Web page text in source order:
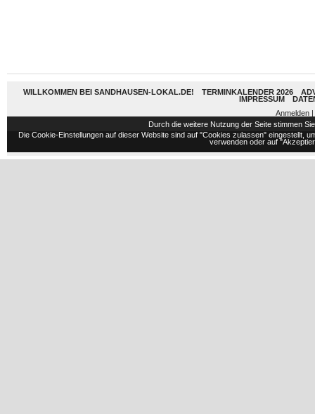
WILLKOMMEN BEI SANDHAUSEN-LOKAL.DE! TERMINKALENDER 2026
IMPRESSUM
Anmelden
Durch die weitere Nutzung der Seite stimmen
Die Cookie-Einstellungen auf dieser Website sind auf "Cookies zulassen" eingestellt,
verwenden oder auf